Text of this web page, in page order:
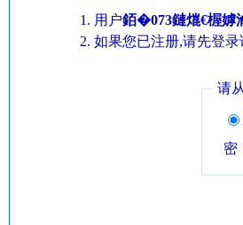
用户銆�073鏈熴€楃嫭
如果您已注册,请先登
请
密